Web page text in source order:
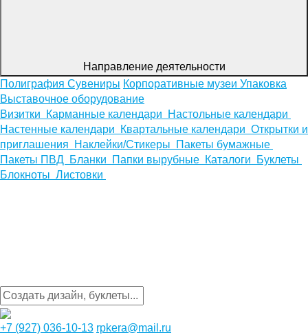
Направление деятельности
Полиграфия Сувениры Корпоративные музеи Упаковка
Выставочное оборудование
Визитки
Карманные календари
Настольные календари
Настенные календари
Квартальные календари Открытки и
приглашения
Наклейки/Стикеры
Пакеты бумажные
Пакеты ПВД Бланки Папки вырубные Каталоги
Буклеты
Блокноты Листовки
+7 (927) 036-10-13 rpkera@mail.ru